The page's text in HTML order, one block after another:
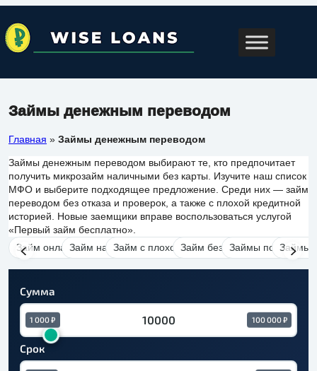
Займы денежным переводом
Главная » Займы денежным переводом
Займы денежным переводом выбирают те, кто предпочитает
получить микрозайм наличными без карты. Изучите наш список
МФО и выберите подходящее предложение. Среди них — займ
переводом без отказа и проверок, а также с плохой кредитной
историей. Новые заемщики вправе воспользоваться услугой
«Первый займ бесплатно».
Займ онлайнЗайм на картуЗайм с плохой кредитной историей
Займ без отказаЗаймы под залог
Займы
Сумма
1 000 ₽ 100 000 ₽
Срок